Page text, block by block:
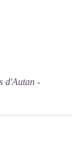
d'Autan -